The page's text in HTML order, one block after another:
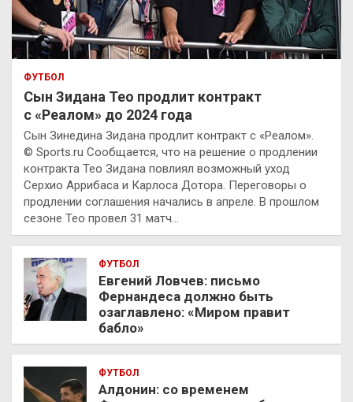
ФУТБОЛ
Сын Зидана Тео продлит контракт
с «Реалом» до 2024 года
Сын Зинедина Зидана продлит контракт с «Реалом».
© Sports.ru Сообщается, что на решение о продлении
контракта Тео Зидана повлиял возможный уход
Серхио Аррибаса и Карлоса Дотора. Переговоры о
продлении соглашения начались в апреле. В прошлом
сезоне Тео провел 31 матч…
ФУТБОЛ
Евгений Ловчев: письмо
Фернандеса должно быть
озаглавлено: «Миром правит
бабло»
ФУТБОЛ
Алдонин: со временем